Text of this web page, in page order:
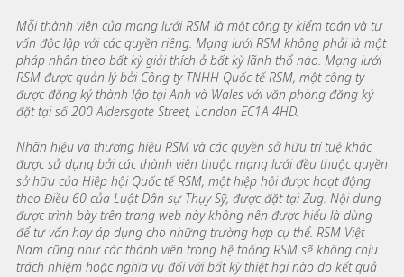
Mỗi thành viên của mạng lưới RSM là một công ty kiểm toán và tư
vấn độc lập với các quyền riêng. Mạng lưới RSM không phải là một
pháp nhân theo bất kỳ giải thích ở bất kỳ lãnh thổ nào. Mạng lưới
RSM được quản lý bởi Công ty TNHH Quốc tế RSM, một công ty
được đăng ký thành lập tại Anh và Wales với văn phòng đăng ký
đặt tại số 200 Aldersgate Street, London EC1A 4HD.
Nhãn hiệu và thương hiệu RSM và các quyền sở hữu trí tuệ khác
được sử dụng bởi các thành viên thuộc mạng lưới đều thuộc quyền
sở hữu của Hiệp hội Quốc tế RSM, một hiệp hội được hoạt động
theo Điều 60 của Luật Dân sự Thụy Sỹ, được đặt tại Zug. Nội dung
được trình bày trên trang web này không nên được hiểu là dùng
để tư vấn hay áp dụng cho những trường hợp cụ thể. RSM Việt
Nam cũng như các thành viên trong hệ thống RSM sẽ không chịu
trách nhiệm hoặc nghĩa vụ đối với bất kỳ thiệt hại nào do kết quả